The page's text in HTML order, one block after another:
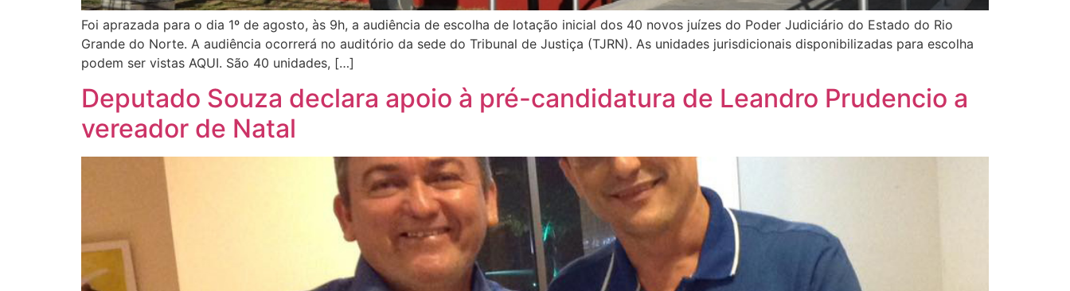
Foi aprazada para o dia 1º de agosto, às 9h, a audiência de escolha de lotação inicial dos 40 novos juízes do Poder Judiciário do Estado do Rio
Grande do Norte. A audiência ocorrerá no auditório da sede do Tribunal de Justiça (TJRN). As unidades jurisdicionais disponibilizadas para escolha
podem ser vistas AQUI. São 40 unidades, […]
Deputado Souza declara apoio à pré-candidatura de Leandro Prudencio a
vereador de Natal